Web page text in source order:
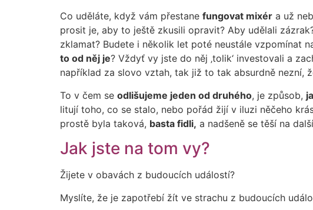
Co uděláte, když vám přestane fungovat mixér a už
prosit je, aby to ještě zkusili opravit? Aby udělali
zklamat? Budete i několik let poté neustále vzpomínat
to od něj je? Vždyť vy jste do něj ‚tolik‘ investovali a
například za slovo vztah, tak již to tak absurdně nezní,
To v čem se odlišujeme jeden od druhého, je způsob,
litují toho, co se stalo, nebo pořád žijí v iluzi něčeho
prostě byla taková, basta fidli, a nadšeně se těší na
Jak jste na tom vy?
Žijete v obavách z budoucích událostí?
Myslíte, že je zapotřebí žít ve strachu z budoucích